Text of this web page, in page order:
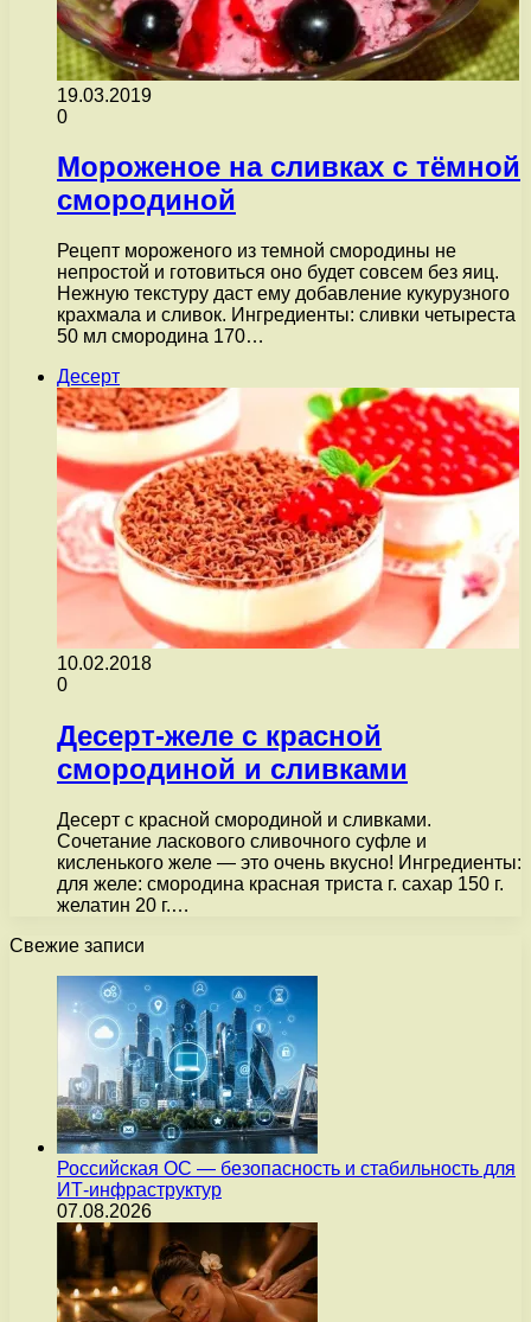
19.03.2019
0
Мороженое на сливках с тёмной
смородиной
Рецепт мороженого из темной смородины не
непростой и готовиться оно будет совсем без яиц.
Нежную текстуру даст ему добавление кукурузного
крахмала и сливок. Ингредиенты: сливки четыреста
50 мл смородина 170…
Десерт
10.02.2018
0
Десерт-желе с красной
смородиной и сливками
Десерт с красной смородиной и сливками.
Сочетание ласкового сливочного суфле и
кисленького желе — это очень вкусно! Ингредиенты:
для желе: смородина красная триста г. сахар 150 г.
желатин 20 г.…
Свежие записи
Российская ОС — безопасность и стабильность для
ИТ-инфраструктур
07.08.2026